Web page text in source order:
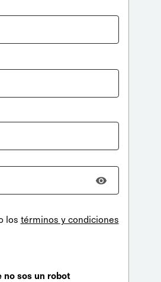
los términos y condiciones
no sos un robot